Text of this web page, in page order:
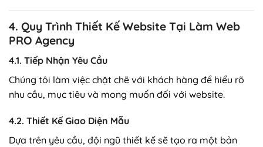
4. Quy Trình Thiết Kế Website Tại Làm Web
PRO Agency
4.1. Tiếp Nhận Yêu Cầu
Chúng tôi làm việc chặt chẽ với khách hàng để hiểu rõ
nhu cầu, mục tiêu và mong muốn đối với website.
4.2. Thiết Kế Giao Diện Mẫu
Dựa trên yêu cầu, đội ngũ thiết kế sẽ tạo ra một bản